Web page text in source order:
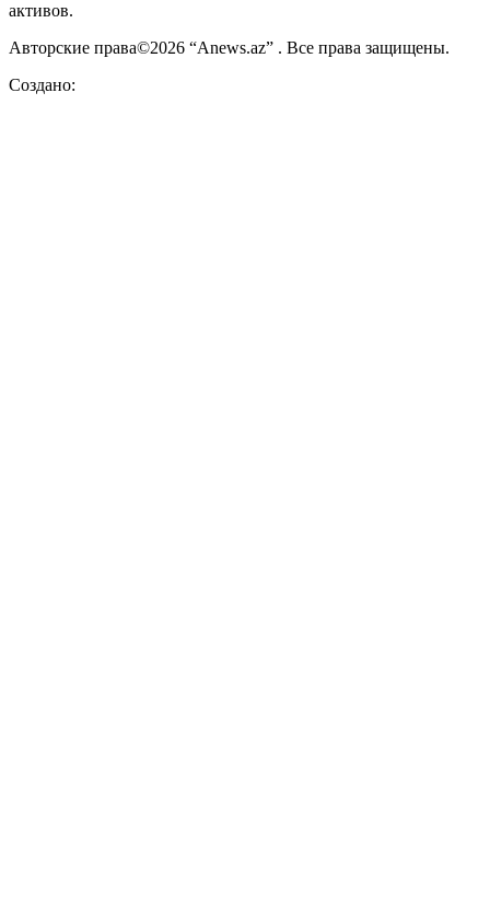
активов.
Авторские права©2026 “Anews.az” . Все права защищены.
Создано: